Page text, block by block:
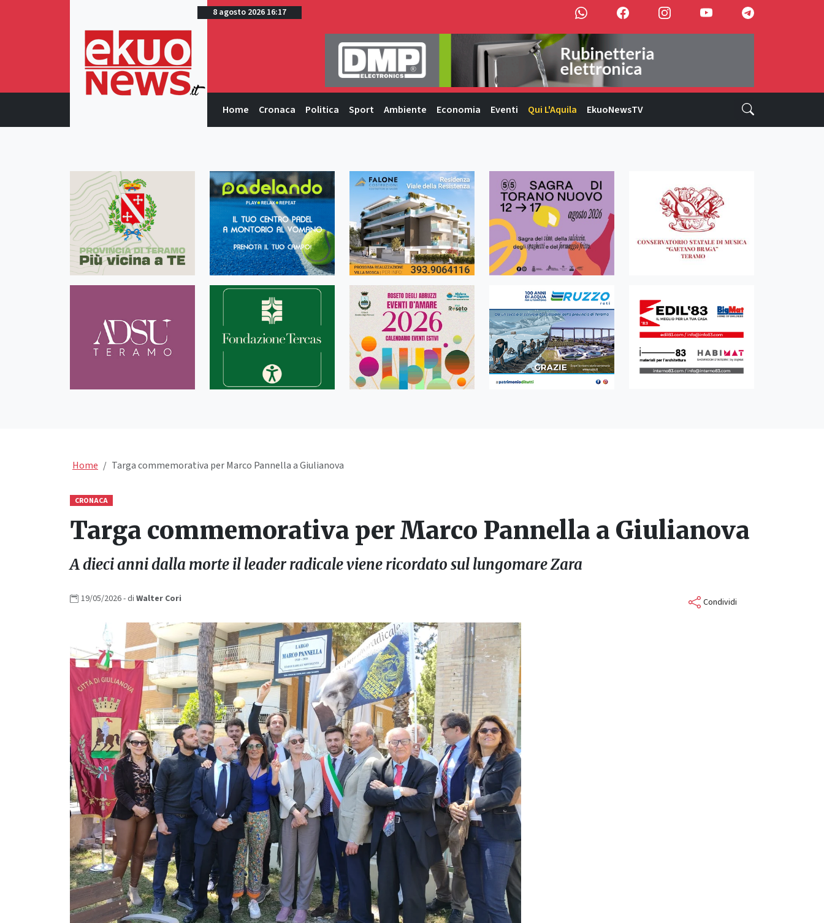
8 agosto 2026 16:17
Home Cronaca Politica Sport Ambiente Economia Eventi Qui L'Aquila EkuoNewsTV
Home Targa commemorativa per Marco Pannella a Giulianova
CRONACA
Targa commemorativa per Marco Pannella a Giulianova
A dieci anni dalla morte il leader radicale viene ricordato sul lungomare Zara
19/05/2026- di Walter Cori Condividi